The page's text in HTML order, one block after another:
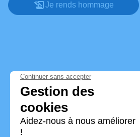
Je rends hommage